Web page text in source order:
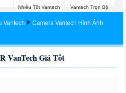
Nhiễu Tốt Vantech
Vantech Trọn Bộ
Vantech
Camera Vantech Hình Ảnh
VanTech Giá Tốt